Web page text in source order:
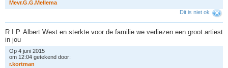
Mevr.G.G.Me ema
Dit is niet ok
R.I.P. Albert West en sterkte voor de familie we verliezen een groot artiest
in jou
Op 4 juni 2015
om 12:04 getekend door:
r.kortman